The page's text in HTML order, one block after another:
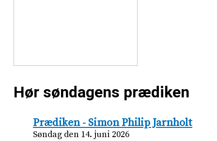
Hør søndagens prædiken
Prædiken - Simon Philip Jarnholt
Søndag den 14. juni 2026